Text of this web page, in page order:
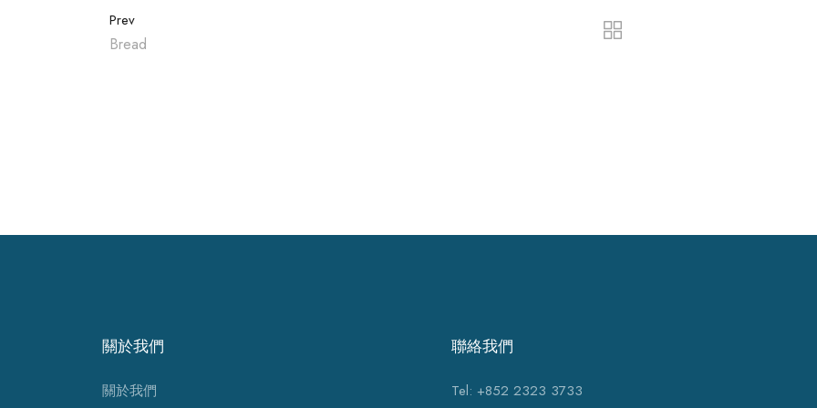
Prev
Bread
關於我們
關於我們
聯絡我們
Tel: +852 2323 3733